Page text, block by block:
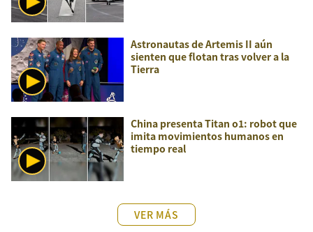
Astronautas de Artemis II aún
sienten que flotan tras volver a la
Tierra
China presenta Titan o1: robot que
imita movimientos humanos en
tiempo real
VER MÁS